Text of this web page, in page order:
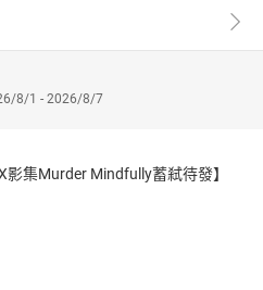
8/1 - 2026/8/7
影集Murder Mindfully蓄弒待發】